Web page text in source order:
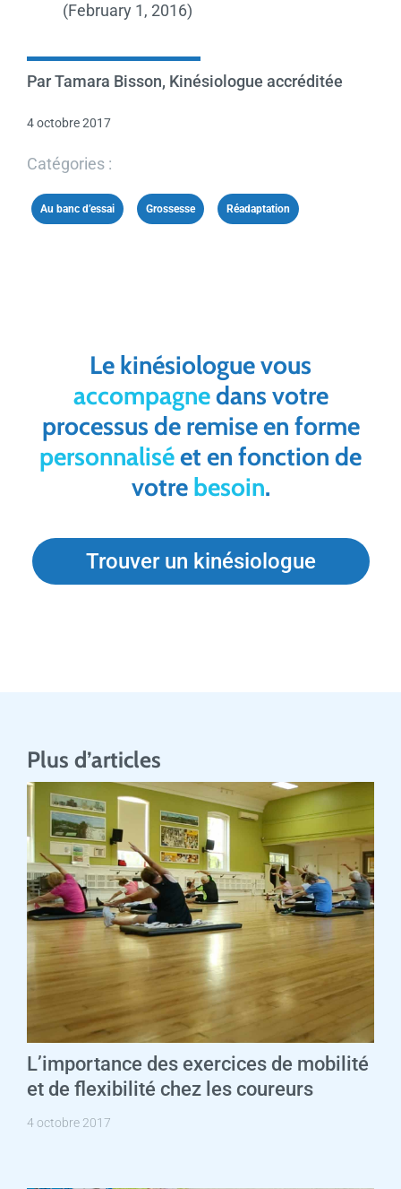
(February 1, 2016)
Par Tamara Bisson, Kinésiologue accréditée
4 octobre 2017
Catégories :
Au banc d’essai Grossesse Réadaptation
Le kinésiologue vous
accompagnedans votre
processus de remise en forme
personnaliséet en fonction de
votre besoin.
Trouver un kinésiologue
Plus d’articles
L’importance des exercices de mobilité
et de flexibilité chez les coureurs
4 octobre 2017